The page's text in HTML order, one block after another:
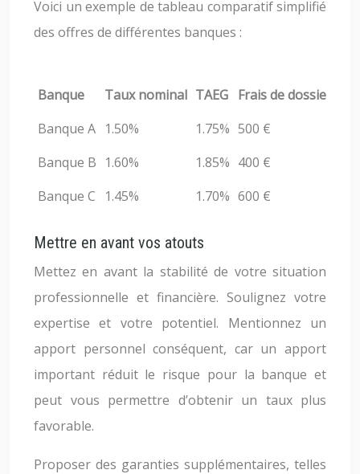
Voici un exemple de tableau comparatif simplifié
des offres de différentes banques :
Banque Taux nominal TAEG Frais de dossier
Banque A 1.50% 1.75% 500 €
Banque B 1.60% 1.85% 400 €
Banque C
1.45% 1.70% 600 €
Mettre en avant vos atouts
Mettez en avant la stabilité de votre situation
professionnelle et financière. Soulignez votre
expertise et votre potentiel. Mentionnez un
apport personnel conséquent, car un apport
important réduit le risque pour la banque et
peut vous permettre d’obtenir un taux plus
favorable.
Proposer des garanties supplémentaires, telles